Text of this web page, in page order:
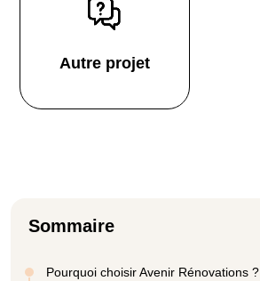
Autre projet
Sommaire
Pourquoi choisir Avenir Rénovations ?